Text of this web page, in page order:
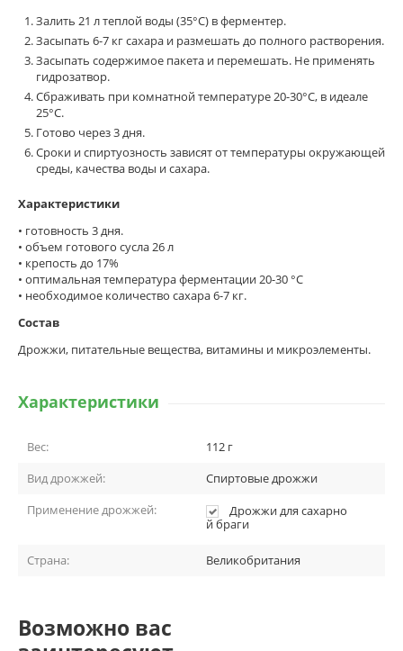
Залить 21 л теплой воды (35°C) в ферментер.
Засыпать 6-7 кг сахара и размешать до полного растворения.
Засыпать содержимое пакета и перемешать. Не применять
гидрозатвор.
Сбраживать при комнатной температуре 20-30°C, в идеале
25°C.
Готово через 3 дня.
Сроки и спиртуозность зависят от температуры окружающей
среды, качества воды и сахара.
Характеристики
• готовность 3 дня.
• объем готового сусла 26 л
• крепость до 17%
• оптимальная температура ферментации 20-30 °C
• необходимое количество сахара 6-7 кг.
Состав
Дрожжи, питательные вещества, витамины и микроэлементы.
Характеристики
Вес:
112 г
Вид дрожжей:
Спиртовые дрожжи
Применение дрожжей:
Дрожжи для сахарно
й браги
Страна: Великобритания
Возможно вас